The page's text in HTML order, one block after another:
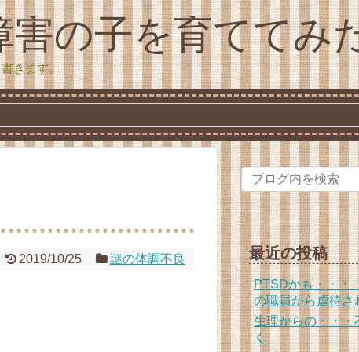
の子を育ててみ
きます。
2019/10/25 謎の体調不良 最近の投稿
PTSDかも・・
の職員から虐待さ
生理からの・・・
く